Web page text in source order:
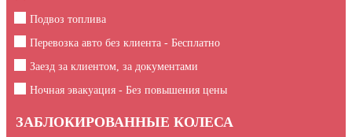
Подвоз топлива
Перевозка авто без клиента - Бесплатно
Заезд за клиентом, за документами
Ночная эвакуация - Без повышения цены
ЗАБЛОКИРОВАННЫЕ КОЛЕСА